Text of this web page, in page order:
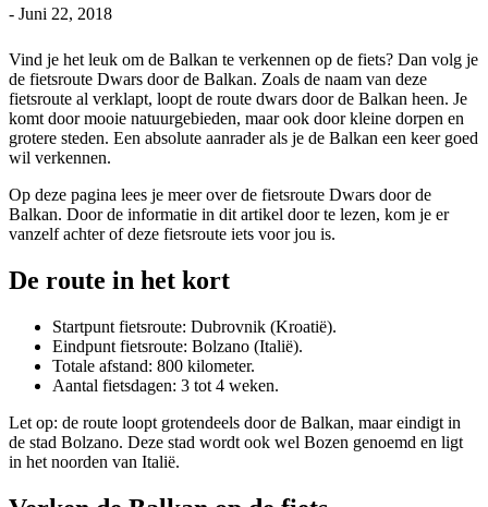
- Juni 22, 2018
Vind je het leuk om de Balkan te verkennen op de fiets? Dan volg je
de fietsroute Dwars door de Balkan. Zoals de naam van deze
fietsroute al verklapt, loopt de route dwars door de Balkan heen. Je
komt door mooie natuurgebieden, maar ook door kleine dorpen en
grotere steden. Een absolute aanrader als je de Balkan een keer goed
wil verkennen.
Op deze pagina lees je meer over de fietsroute Dwars door de
Balkan. Door de informatie in dit artikel door te lezen, kom je er
vanzelf achter of deze fietsroute iets voor jou is.
De route in het kort
Startpunt fietsroute: Dubrovnik (Kroatië).
Eindpunt fietsroute: Bolzano (Italië).
Totale afstand: 800 kilometer.
Aantal fietsdagen: 3 tot 4 weken.
Let op: de route loopt grotendeels door de Balkan, maar eindigt in
de stad Bolzano. Deze stad wordt ook wel Bozen genoemd en ligt
in het noorden van Italië.